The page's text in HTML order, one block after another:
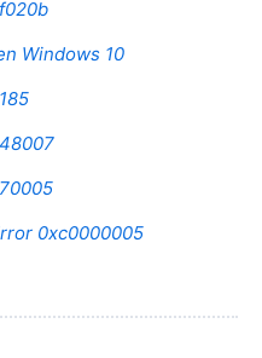
Windows 10
0xc0000005